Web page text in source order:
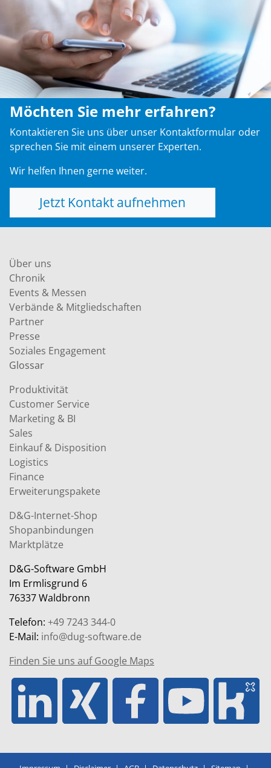
Möchten Sie mehr erfahren?
Kontaktieren Sie uns über unser Kontaktformular oder
sprechen Sie mit einem unserer Experten.
Wir helfen Ihnen gerne weiter.
Jetzt Kontakt aufnehmen
Über uns
Chronik
Events & Messen
Verbände & Mitgliedschaften
Partner
Presse
Soziales Engagement
Glossar
Produktivität
Customer Service
Marketing & BI
Sales
Einkauf & Disposition
Logistics
Finance
Erweiterungspakete
D&G-Internet-Shop
Shopanbindungen
Marktplätze
D&G-Software GmbH
Im Ermlisgrund 6
76337 Waldbronn
Telefon: +49 7243 344-0
E-Mail: info@dug-software.de
Finden Sie uns auf Google Maps